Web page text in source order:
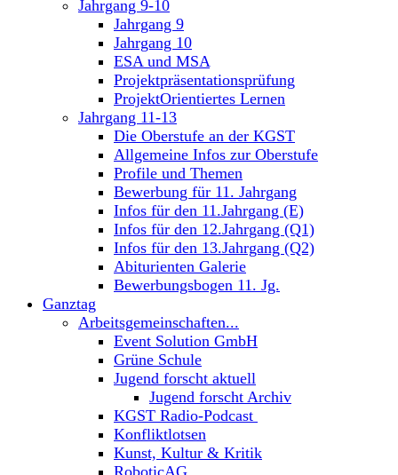
Jahrgang 9-10
Jahrgang 9
Jahrgang 10
ESA und MSA
Projektpräsentationsprüfung
ProjektOrientiertes Lernen
Jahrgang 11-13
Die Oberstufe an der KGST
Allgemeine Infos zur Oberstufe
Profile und Themen
Bewerbung für 11. Jahrgang
Infos für den 11.Jahrgang (E)
Infos für den 12.Jahrgang (Q1)
Infos für den 13.Jahrgang (Q2)
Abiturienten Galerie
Bewerbungsbogen 11. Jg.
Ganztag
Arbeitsgemeinschaften...
Event Solution GmbH
Grüne Schule
Jugend forscht aktuell
Jugend forscht Archiv
KGST Radio-Podcast
Konfliktlotsen
Kunst, Kultur & Kritik
RoboticAG